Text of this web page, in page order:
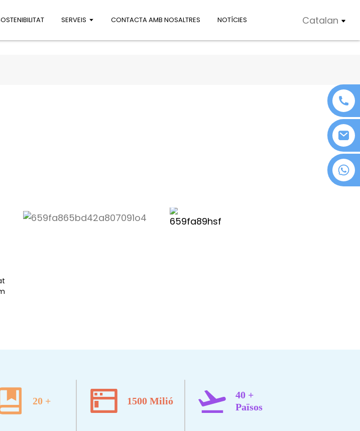
SERVEIS CONTACTA AMB NOSALTRES NOTÍCIES Catalan
20 + 1500 Milió
40 +
Països